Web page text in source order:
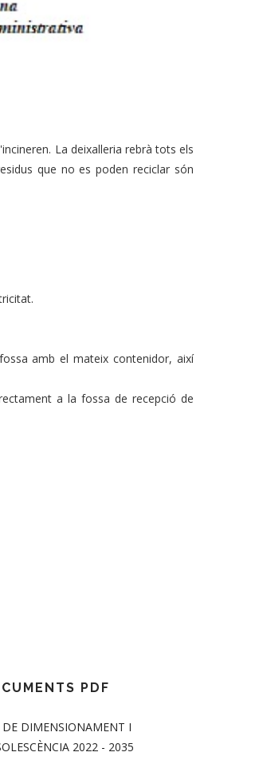
La deixalleria rebrà tots els
que no es poden reciclar són
amb el mateix contenidor, així
a la fossa de recepció de
PDF
DE DIMENSIONAMENT I
2022 - 2035